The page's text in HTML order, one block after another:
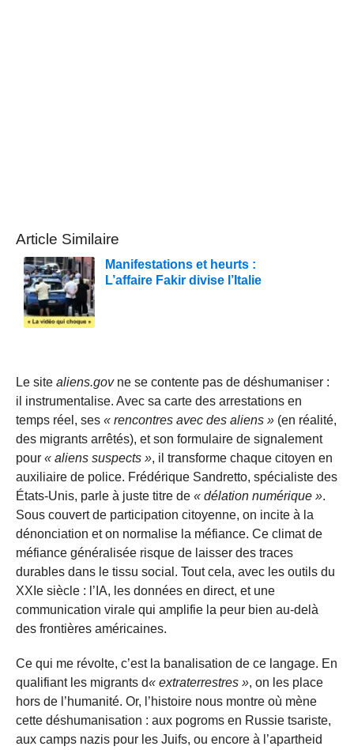
Article Similaire
Manifestations et heurts :
L’affaire Fakir divise l’Italie
Le site aliens.govne se contente pas de déshumaniser :
il instrumentalise. Avec sa carte des arrestations en
temps réel, ses « rencontres avec des aliens » (en réalité,
des migrants arrêtés), et son formulaire de signalement
pour « aliens suspects », il transforme chaque citoyen en
auxiliaire de police. Frédérique Sandretto, spécialiste des
États-Unis, parle à juste titre de « délation numérique ».
Sous couvert de participation citoyenne, on incite à la
dénonciation et on normalise la méfiance. Ce climat de
méfiance généralisée risque de laisser des traces
durables dans le tissu social. Tout cela, avec les outils du
XXIe siècle : l’IA, les données en direct, et une
communication virale qui amplifie la peur bien au-delà
des frontières américaines.
Ce qui me révolte, c’est la banalisation de ce langage. En
qualifiant les migrants d« extraterrestres », on les place
hors de l’humanité. Or, l’histoire nous montre où mène
cette déshumanisation : aux pogroms en Russie tsariste,
aux camps nazis pour les Juifs, ou encore à l’apartheid